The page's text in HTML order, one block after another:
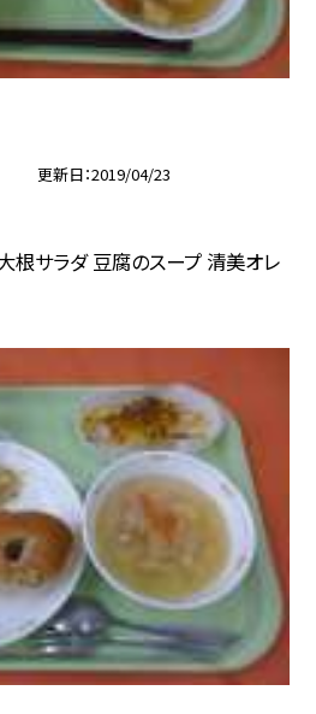
更新日 2019/04/23
根サラダ 豆腐のスープ 清美オレ